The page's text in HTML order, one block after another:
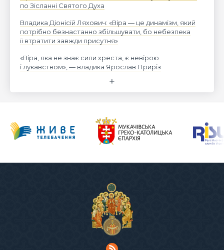
по Зісланні Святого Духа
Владика Діонісій Ляхович: «Віра — це динамізм, який
потрібно безнастанно збільшувати, бо небезпека
її втратити завжди присутня»
«Віра, яка не знає сили хреста, є невірою
і лукавством», — владика Ярослав Приріз